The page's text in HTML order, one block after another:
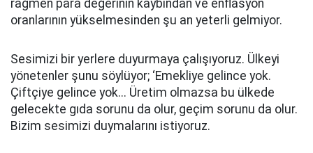
rağmen para değerinin kaybından ve enflasyon
oranlarının yükselmesinden şu an yeterli gelmiyor.
Sesimizi bir yerlere duyurmaya çalışıyoruz. Ülkeyi
yönetenler şunu söylüyor; ‘Emekliye gelince yok.
Çiftçiye gelince yok... Üretim olmazsa bu ülkede
gelecekte gıda sorunu da olur, geçim sorunu da olur.
Bizim sesimizi duymalarını istiyoruz.